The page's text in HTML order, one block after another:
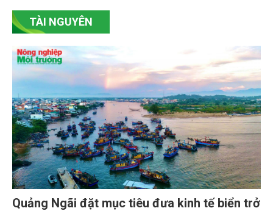
SeABank tiếp tục duy trì hoạt động hiệu quả, mở
rộng tín dụng, củng cố nguồn vốn và đảm bảo các
TÀI NGUYÊN
Quảng Ngãi đặt mục tiêu đưa kinh tế biển trở